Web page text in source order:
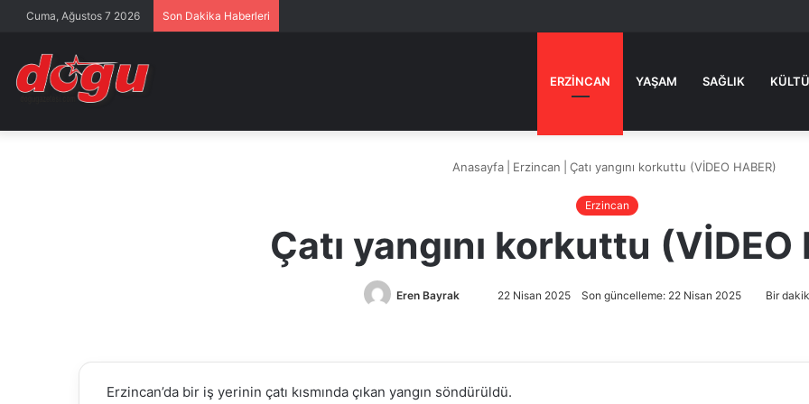
Cuma, Ağustos 7 2026 Son Dakika Haberleri
ERZINCAN YAŞAM SAĞLIK
Anasayfa Erzincan Çatı yangını korkuttu (VİDEO HABER)
Erzincan
Çatı yangını korkuttu (VİDEO
Eren Bayrak
göndermek
22 Nisan 2025 Son güncelleme: 22 Nisan 2025 Bir
Erzincan’da bir iş yerinin çatı kısmında çıkan yangın söndürüldü.